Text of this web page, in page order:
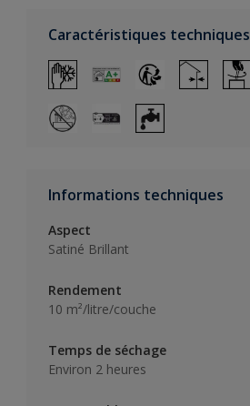
Caractéristiques techniques
Informations techniques
Aspect
Satiné Brillant
Rendement
10 m²/litre/couche
Temps de séchage
Environ 2 heures